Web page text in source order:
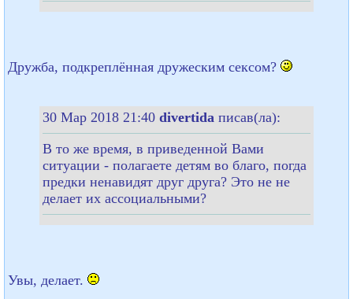
Дружба, подкреплённая дружеским сексом?
30 Мар 2018 21:40 divertida писав(ла):
В то же время, в приведенной Вами
ситуации - полагаете детям во благо, погда
предки ненавидят друг друга? Это не не
делает их ассоциальными?
Увы, делает.